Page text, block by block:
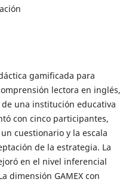
gamificada para
lectora en inglés,
una institución educativa
con cinco participantes,
cuestionario y la escala
de la estrategia. La
en el nivel inferencial
dimensión GAMEX con